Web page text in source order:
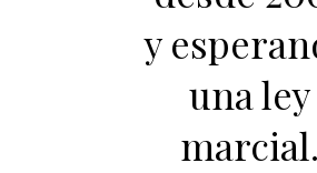
y
una ley
marcial.